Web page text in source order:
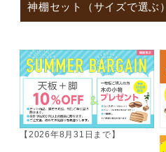
神棚セット（サイズで選ぶ）
【2026年8月31日まで】